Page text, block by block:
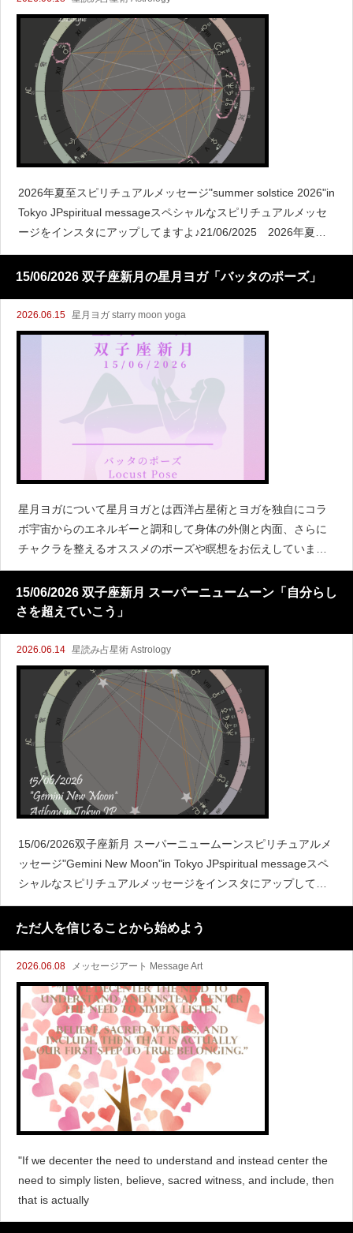
2026年夏至スピリチュアルメッセージ"summer solstice 2026"in
Tokyo JPspiritual messageスペシャルなスピリチュアルメッセ
ージをインスタにアップしてますよ♪21/06/2025 2026年夏至
のポイン
15/06/2026 双子座新月の星月ヨガ「バッタのポーズ」
2026.06.15 星月ヨガ starry moon yoga
星月ヨガについて星月ヨガとは西洋占星術とヨガを独自にコラ
ボ宇宙からのエネルギーと調和して身体の外側と内面、さらに
チャクラを整えるオススメのポーズや瞑想をお伝えしていま
す！人体と12星座（12サイン）の対応について西洋占星術は昔
から12サインを身
15/06/2026 双子座新月 スーパーニュームーン「自分らし
さを超えていこう」
2026.06.14 星読み占星術 Astrology
15/06/2026双子座新月 スーパーニュームーンスピリチュアルメ
ッセージ"Gemini New Moon"in Tokyo JPspiritual messageスペ
シャルなスピリチュアルメッセージをインスタにアップしてま
すよ♪新月と満
ただ人を信じることから始めよう
2026.06.08 メッセージアート Message Art
"If we decenter the need to understand and instead center the
need to simply listen, believe, sacred witness, and include, then
that is actually